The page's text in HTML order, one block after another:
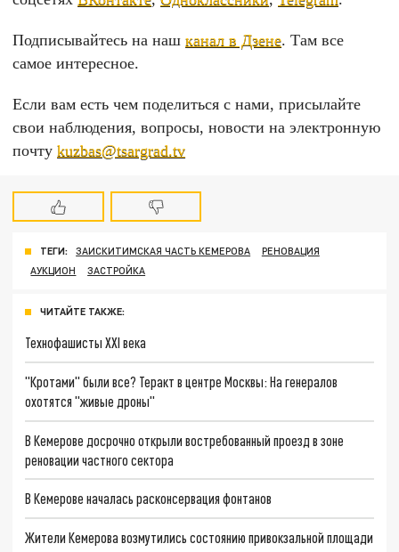
Подписывайтесь на нашканал в Дзене. Там все
самое интересное.
Если вам есть чем поделиться с нами, присылайте
свои наблюдения, вопросы, новости на электронную
почтуkuzbas@tsargrad.tv
ТЕГИ: ЗАИСКИТИМСКАЯ ЧАСТЬ КЕМЕРОВА
РЕНОВАЦИЯ
АУКЦИОН
ЗАСТРОЙКА
ЧИТАЙТЕ ТАКЖЕ:
Технофашисты XXI века
"Кротами" были все? Теракт в центре Москвы: На генералов
охотятся "живые дроны"
В Кемерове досрочно открыли востребованный проезд в зоне
реновации частного сектора
В Кемерове началась расконсервация фонтанов
Жители Кемерова возмутились состоянию привокзальной площади